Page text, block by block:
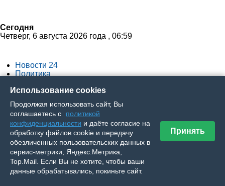
Сегодня
Четверг, 6 августа 2026 года , 06:59
Новости 24
Политика
Общество
Культура
Происшествия
Ялумд’’
adm-nao.ru
Порядок изменится
Использование cookies
Продолжая использовать сайт, Вы
соглашаетесь с
политикой
конфиденциальности и даёте согласие на
обработку файлов cookie и передачу
обезличенных пользовательских данных в
сервис-метрики, Яндекс.Метрика,
Top.Mail. Если Вы не хотите, чтобы ваши
данные обрабатывались, покиньте сайт.
Принять